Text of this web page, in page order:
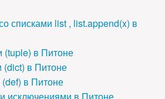
списками list , list.append(x) в
в Питоне
в Питоне
в Питоне